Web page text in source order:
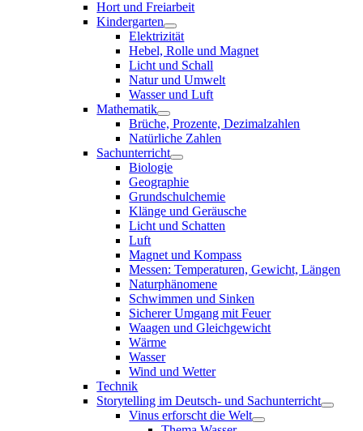
Hort und Freiarbeit
Kindergarten
Elektrizität
Hebel, Rolle und Magnet
Licht und Schall
Natur und Umwelt
Wasser und Luft
Mathematik
Brüche, Prozente, Dezimalzahlen
Natürliche Zahlen
Sachunterricht
Biologie
Geographie
Grundschulchemie
Klänge und Geräusche
Licht und Schatten
Luft
Magnet und Kompass
Messen: Temperaturen, Gewicht, Längen
Naturphänomene
Schwimmen und Sinken
Sicherer Umgang mit Feuer
Waagen und Gleichgewicht
Wärme
Wasser
Wind und Wetter
Technik
Storytelling im Deutsch- und Sachunterricht
Vinus erforscht die Welt